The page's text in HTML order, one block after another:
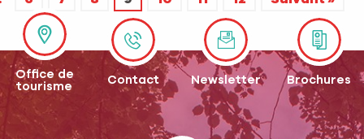
Office de
tourisme
Contact Newsletter Brochures